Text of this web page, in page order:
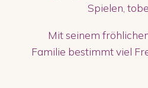
Spielen,
Mit seinem
Familie bestimmt viel